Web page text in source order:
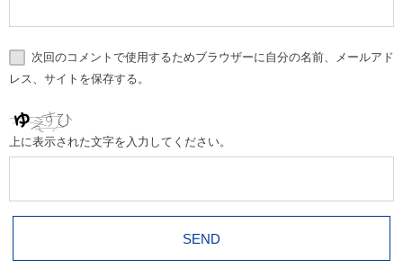
次回のコメントで使用するためブラウザーに自分の名前、メールアド
レス、サイトを保存する。
上に表示された文字を入力してください。